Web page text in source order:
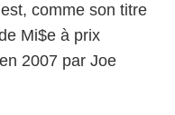
comme son titre
Mi$e à prix
2007 par Joe